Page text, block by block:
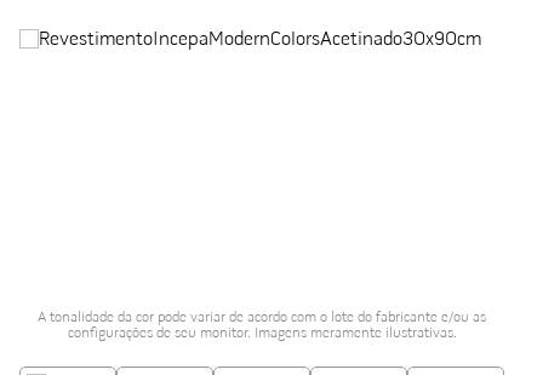
A tonalidade da cor pode variar de acordo com o lote do fabricante e/ou as
configurações de seu monitor. Imagens meramente ilustrativas.